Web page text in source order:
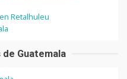
Retalhuleu
Guatemala